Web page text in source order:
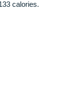
calories.